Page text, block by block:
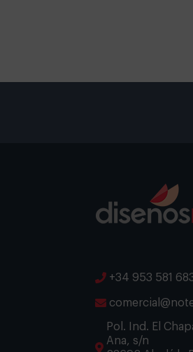
+34 953 581
Pol. Ind. El
Ana, s/n